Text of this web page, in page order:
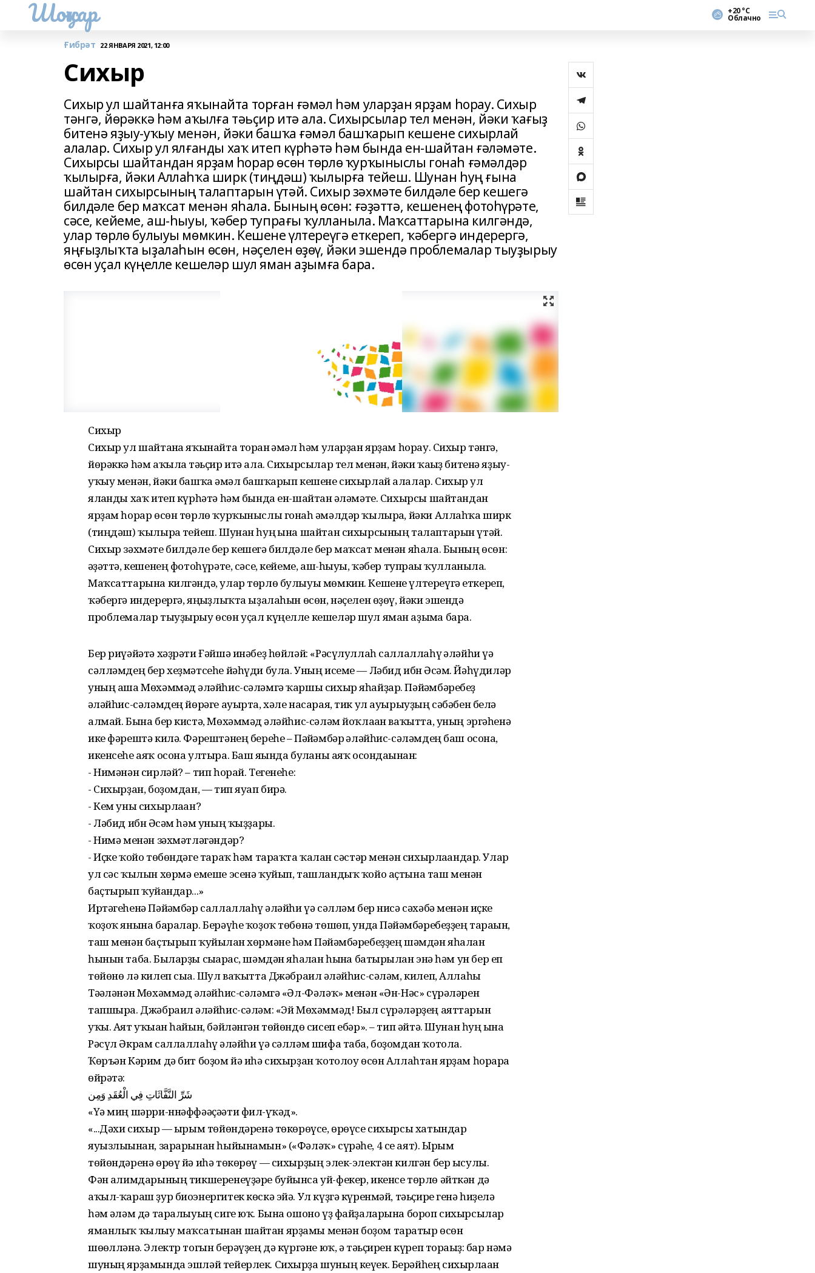
Шоңҡар +20 °С
Облачно
Ғибрәт 22 ЯНВАРЯ 2021, 12:00
Сихыр
Сихыр ул шайтанға яҡынайта торған ғәмәл һәм уларҙан ярҙам һорау. Сихыр
тәнгә, йөрәккә һәм аҡылға тәьҫир итә ала. Сихырсылар тел менән, йәки ҡағыҙ
битенә яҙыу-уҡыу менән, йәки башҡа ғәмәл башҡарып кешене сихырлай
алалар. Сихыр ул ялғанды хаҡ итеп күрһәтә һәм бында ен-шайтан ғәләмәте.
Сихырсы шайтандан ярҙам һорар өсөн төрлө ҡурҡыныслы гонаһ ғәмәлдәр
ҡылырға, йәки Аллаһҡа ширк (тиңдәш) ҡылырға тейеш. Шунан һуң ғына
шайтан сихырсының талаптарын үтәй. Сихыр зәхмәте билдәле бер кешегә
билдәле бер маҡсат менән яһала. Бының өсөн: ғәҙәттә, кешенең фотоһүрәте,
сәсе, кейеме, аш-һыуы, ҡәбер тупрағы ҡулланыла. Маҡсаттарына килгәндә,
улар төрлө булыуы мөмкин. Кешене үлтереүгә еткереп, ҡәбергә индерергә,
яңғыҙлыҡта ыҙалаһын өсөн, нәҫелен өҙөү, йәки эшендә проблемалар тыуҙырыу
өсөн уҫал күңелле кешеләр шул яман аҙымға бара.
Сихыр
Сихыр ул шайтанға яҡынайта торған ғәмәл һәм уларҙан ярҙам һорау. Сихыр тәнгә,
йөрәккә һәм аҡылға тәьҫир итә ала. Сихырсылар тел менән, йәки ҡағыҙ битенә яҙыу-
уҡыу менән, йәки башҡа ғәмәл башҡарып кешене сихырлай алалар. Сихыр ул
ялғанды хаҡ итеп күрһәтә һәм бында ен-шайтан ғәләмәте. Сихырсы шайтандан
ярҙам һорар өсөн төрлө ҡурҡыныслы гонаһ ғәмәлдәр ҡылырға, йәки Аллаһҡа ширк
(тиңдәш) ҡылырға тейеш. Шунан һуң ғына шайтан сихырсының талаптарын үтәй.
Сихыр зәхмәте билдәле бер кешегә билдәле бер маҡсат менән яһала. Бының өсөн:
ғәҙәттә, кешенең фотоһүрәте, сәсе, кейеме, аш-һыуы, ҡәбер тупрағы ҡулланыла.
Маҡсаттарына килгәндә, улар төрлө булыуы мөмкин. Кешене үлтереүгә еткереп,
ҡәбергә индерергә, яңғыҙлыҡта ыҙалаһын өсөн, нәҫелен өҙөү, йәки эшендә
проблемалар тыуҙырыу өсөн уҫал күңелле кешеләр шул яман аҙымға бара.
Бер риүәйәтә хәҙрәти Ғәйшә инәбеҙ һөйләй: «Рәсүлуллаһ саллаллаһү ғәләйһи үә
сәлләмдең бер хеҙмәтсеһе йәһүди була. Уның исеме — Ләбид ибн Әғсәм. Йәһүдиләр
уның аша Мөхәммәд ғәләйһис-сәләмгә ҡаршы сихыр яһайҙар. Пәйғәмбәребеҙ
ғәләйһис-сәләмдең йөрәге ауырта, хәле насарая, тик ул ауырыуҙың сәбәбен белә
алмай. Бына бер кистә, Мөхәммәд ғәләйһис-сәләм йоҡлаған ваҡытта, уның эргәһенә
ике фәрештә килә. Фәрештәнең береһе – Пәйғәмбәр ғәләйһис-сәләмдең баш осона,
икенсеһе аяҡ осона ултыра. Баш яғында булғаны аяҡ осондағынан:
- Нимәнән сирләй? – тип һорай. Тегенеһе:
- Сихырҙан, боҙомдан, — тип яуап бирә.
- Кем уны сихырлаған?
- Ләбид ибн Әғсәм һәм уның ҡыҙҙары.
- Нимә менән зәхмәтләгәндәр?
- Иҫке ҡойо төбөндәге тараҡ һәм тараҡта ҡалған сәстәр менән сихырлағандар. Улар
ул сәс ҡылын хөрмә емеше эсенә ҡуйып, ташландыҡ ҡойо аҫтына таш менән
баҫтырып ҡуйғандар...»
Иртәгеһенә Пәйғәмбәр саллаллаһү ғәләйһи үә сәлләм бер нисә сәхәбә менән иҫке
ҡоҙоҡ янына баралар. Берәүһе ҡоҙоҡ төбөнә төшөп, унда Пәйғәмбәребеҙҙең тарағын,
таш менән баҫтырып ҡуйылған хөрмәне һәм Пәйғәмбәребеҙҙең шәмдән яһалған
һынын таба. Быларҙы сығарғас, шәмдән яһалған һынға батырылған энә һәм ун бер еп
төйөнө лә килеп сыға. Шул ваҡытта Джәбраил ғәләйһис-сәләм, килеп, Аллаһы
Тәғәләнән Мөхәммәд ғәләйһис-сәләмгә «Әл-Фәләҡ» менән «Ән-Нәс» сүрәләрен
тапшыра. Джәбраил ғәләйһис-сәләм: «Эй Мөхәммәд! Был сүрәләрҙең аяттарын
уҡы. Аят уҡыған һайын, бәйләнгән төйөндө сисеп ебәр». – тип әйтә. Шунан һуң ғына
Рәсүл Әкрам саллаллаһү ғәләйһи үә сәлләм шифа таба, боҙомдан ҡотола.
Ҡөръән Кәрим дә бит боҙом йә иһә сихырҙан ҡотолоу өсөн Аллаһтан ярҙам һорарға
өйрәтә:
شَرِّ النَّفَّاثَاتِ فِي الْعُقَدِ وَمِن
«Үә миң шәрри-ннәффәәҫәәти фил-ғүҡәд».
«...Дәхи сихыр — ырым төйөндәренә төкөрөүсе, өрөүсе сихырсы хатындар
яуызлығынан, зарарынан һыйынамын» («Фәләҡ» сүрәһе, 4 се аят). Ырым
төйөндәренә өрөү йә иһә төкөрөү — сихырҙың элек-электән килгән бер ысулы.
Фән ғалимдарының тикшеренеүҙәре буйынса уй-фекер, икенсе төрлө әйткән дә
аҡыл-ҡараш ҙур биоэнергитек көскә эйә. Ул күҙгә күренмәй, тәьҫире генә һиҙелә
һәм ғәләм дә таралыуың сиге юҡ. Бына ошоно үҙ файҙаларына бороп сихырсылар
яманлыҡ ҡылыу маҡсатынан шайтан ярҙамы менән боҙом таратыр өсөн
шөғөлләнә. Электр тогын берәүҙең дә күргәне юҡ, ә тәьҫирен күреп торағыҙ: бар нәмә
шуның ярҙамында эшләй тейерлек. Сихырҙа шуның кеүек. Берәйһең сихырлаған